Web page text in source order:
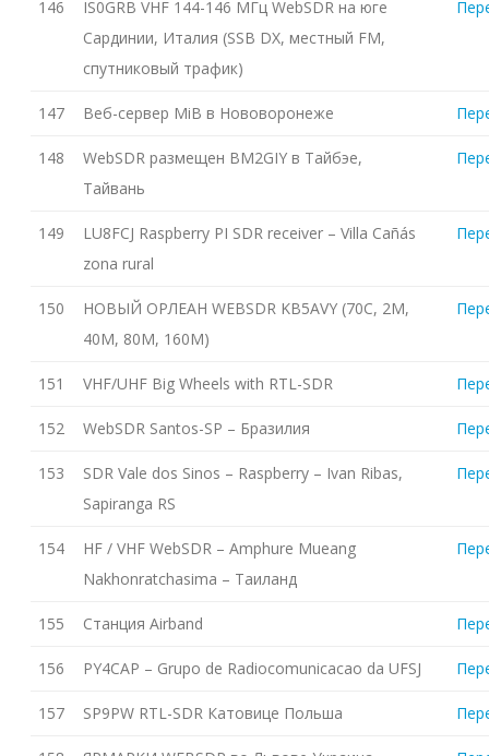
146
IS0GRB VHF 144-146 МГц WebSDR на юге
Сардинии, Италия (SSB DX, местный FM,
спутниковый трафик)
147 Веб-сервер MiB в Нововоронеже
148
WebSDR размещен BM2GIY в Тайбэе,
Тайвань
149
LU8FCJ Raspberry PI SDR receiver – Villa Cañás
zona rural
150
НОВЫЙ ОРЛЕАН WEBSDR KB5AVY (70C, 2M,
40M, 80M, 160M)
151 VHF/UHF Big Wheels with RTL-SDR
152 WebSDR Santos-SP – Бразилия
153
SDR Vale dos Sinos – Raspberry – Ivan Ribas,
Sapiranga RS
154
HF / VHF WebSDR – Amphure Mueang
Nakhonratchasima – Таиланд
155 Станция Airband
156 PY4CAP – Grupo de Radiocomunicacao da UFSJ
157 SP9PW RTL-SDR Катовице Польша